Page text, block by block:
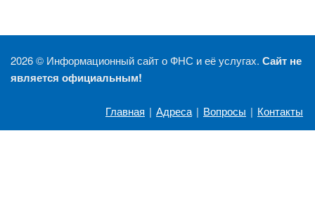
2026 © Информационный сайт о ФНС и её услугах. Сайт не
является официальным!
Главная | Адреса | Вопросы | Контакты